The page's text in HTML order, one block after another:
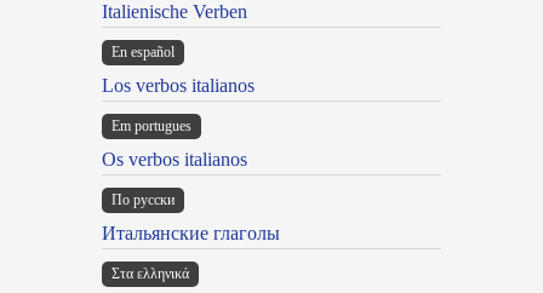
Italienische Verben
En español
Los verbos italianos
Em portugues
Os verbos italianos
По русски
Итальянские глаголы
Στα ελληνικά